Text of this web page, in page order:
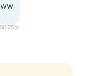
時55分